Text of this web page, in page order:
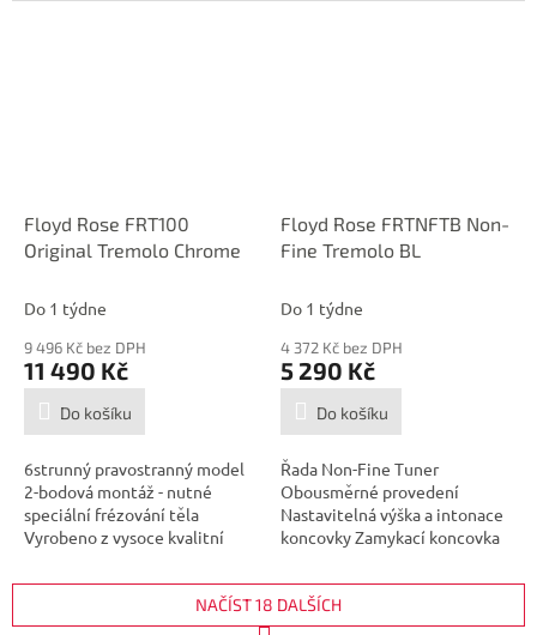
Floyd Rose FRT100
Original Tremolo Chrome
Do 1 týdne
9 496 Kč bez DPH
11 490 Kč
Do košíku
6strunný pravostranný model
2-bodová montáž - nutné
speciální frézování těla
Vyrobeno z vysoce kvalitní
Floyd Rose FRTNFTB Non-
Fine Tremolo BL
Do 1 týdne
4 372 Kč bez DPH
5 290 Kč
Do košíku
Řada Non-Fine Tuner
Obousměrné provedení
Nastavitelná výška a intonace
koncovky Zamykací koncovka
NAČÍST 18 DALŠÍCH